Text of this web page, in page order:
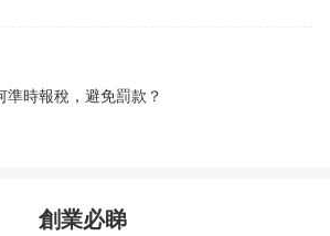
準時報稅，避免罰款？
創業必睇